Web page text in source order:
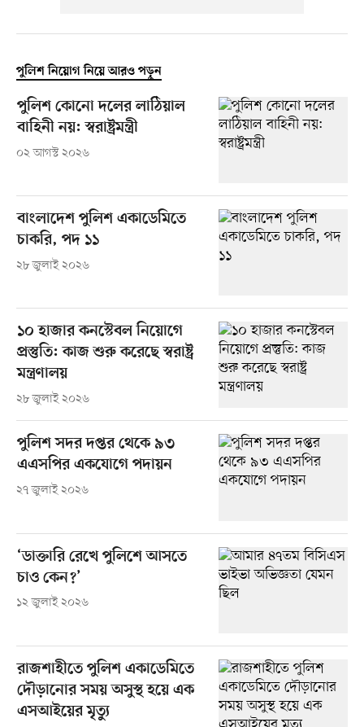
পুলিশ নিয়োগ নিয়ে আরও পড়ুন
পুলিশ কোনো দলের লাঠিয়াল
বাহিনী নয়: স্বরাষ্ট্রমন্ত্রী
০২ আগস্ট ২০২৬
বাংলাদেশ পুলিশ একাডেমিতে
চাকরি, পদ ১১
২৮ জুলাই ২০২৬
১০ হাজার কনস্টেবল নিয়োগে
প্রস্তুতি: কাজ শুরু করেছে স্বরাষ্ট্র
মন্ত্রণালয়
২৮ জুলাই ২০২৬
পুলিশ সদর দপ্তর থেকে ৯৩
এএসপির একযোগে পদায়ন
২৭ জুলাই ২০২৬
‘ডাক্তারি রেখে পুলিশে আসতে
চাও কেন?’
১২ জুলাই ২০২৬
রাজশাহীতে পুলিশ একাডেমিতে
দৌড়ানোর সময় অসুস্থ হয়ে এক
এসআইয়ের মৃত্যু